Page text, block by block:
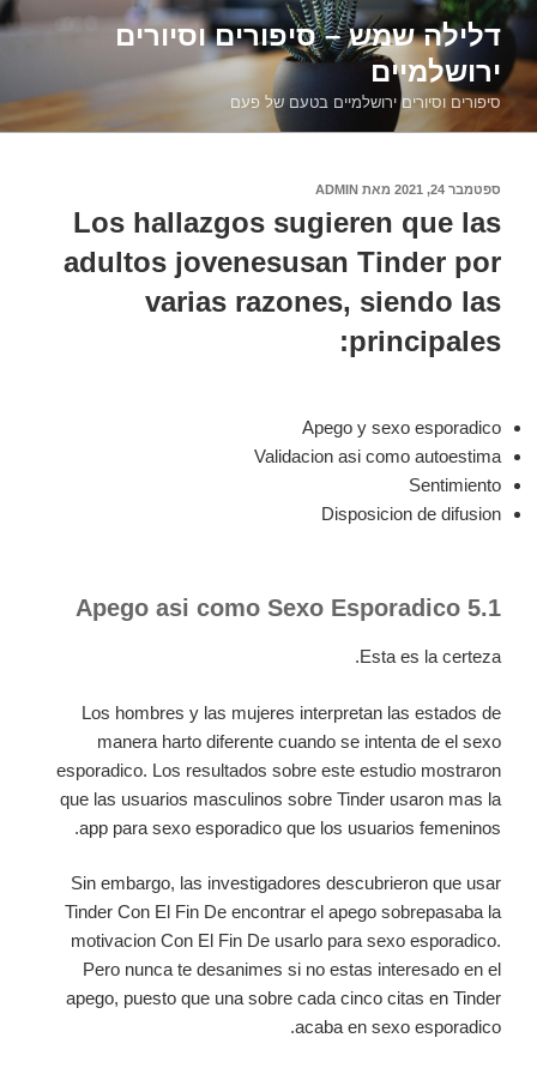
דילוג
לתוכןדלילה שמש – סיפורים וסיורים
ירושלמיים
סיפורים וסיורים ירושלמיים בטעם של פעם
פורסם
ספטמבר 24, 2021 מאת ADMIN
Los hallazgos sugieren que las
adultos jovenesusan Tinder por
varias razones, siendo las
principales:
Apego y sexo esporadico
Validacion asi­ como autoestima
Sentimiento
Disposicion de difusion
5.1 Apego asi­ como Sexo Esporadico
Esta es la certeza.
Los hombres y las mujeres interpretan las estados de
manera harto diferente cuando se intenta de el sexo
esporadico. Los resultados sobre este estudio mostraron
que las usuarios masculinos sobre Tinder usaron mas la
app para sexo esporadico que los usuarios femeninos.
Sin embargo, las investigadores descubrieron que usar
Tinder Con El Fin De encontrar el apego sobrepasaba la
motivacion Con El Fin De usarlo para sexo esporadico.
Pero nunca te desanimes si no estas interesado en el
apego, puesto que una sobre cada cinco citas en Tinder
acaba en sexo esporadico.